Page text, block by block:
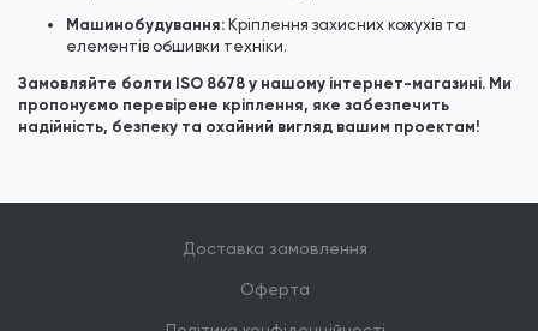
Машинобудування: Кріплення захисних кожухів та
елементів обшивки техніки.
Замовляйте болти ISO 8678 у нашому інтернет-магазині. Ми
пропонуємо перевірене кріплення, яке забезпечить
надійність, безпеку та охайний вигляд вашим проектам!
Доставка замовлення
Оферта